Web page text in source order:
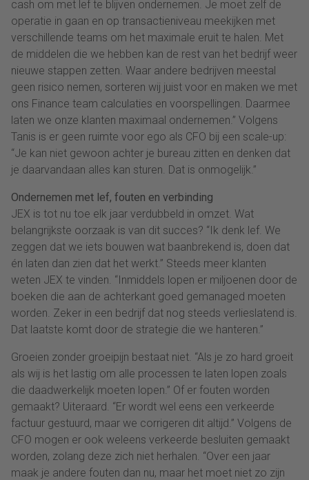
cash om met lef te blijven ondernemen. Je moet zelf de
operatie in gaan en op transactieniveau meekijken met
verschillende teams om het maximale eruit te halen. Met
de middelen die we hebben kan de rest van het bedrijf weer
nieuwe stappen zetten. Waar andere bedrijven meestal
geen risico nemen, sorteren wij juist voor en maken we met
ons Finance team calculaties en voorspellingen. Daarmee
laten we onze klanten maximaal ondernemen.” Volgens
Tanis is er geen ruimte voor ego als CFO bij een scale-up:
“Je kan niet gewoon achter je bureau zitten en denken dat
je daarvandaan alles kan sturen. Dat is onmogelijk.”
Ondernemen met lef, fouten en verbinding
JEX is tot nu toe elk jaar verdubbeld in omzet. Wat
belangrijkste oorzaak is van dit succes? “Ik denk lef. We
zeggen dat we iets bouwen wat baanbrekend is, doen dat
én laten dan zien dat het werkt.” Steeds meer klanten
weten JEX te vinden. “Inmiddels lopen er miljoenen door de
boeken die aan de achterkant goed gemanaged moeten
worden. Zeker in een bedrijf dat nog steeds verlieslatend is.
Dat laatste komt door de strategie die we hanteren.”
Groeien zonder groeipijn bestaat niet. “Als je zo hard groeit
als wij is het lastig om alle processen te laten lopen zoals
die daadwerkelijk moeten lopen.” Of er fouten worden
gemaakt? Uiteraard. “Er wordt wel eens een verkeerde
factuur gestuurd, maar we corrigeren dit altijd.” Volgens de
CFO mogen er ook weleens verkeerde besluiten gemaakt
worden, zolang deze zich niet herhalen. “Over een jaar
maak je andere fouten dan nu, maar het moet niet zo zijn